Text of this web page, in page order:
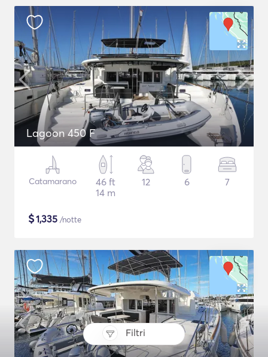
Filtri
Lagoon 450 F
Catamarano
46 ft
14 m
12 6 7
$1,335 /notte